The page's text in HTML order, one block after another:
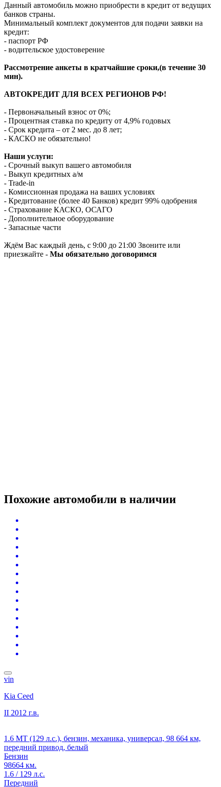
Данный автомобиль можно приобрести в кредит от ведущих
банков страны.
Минимальный комплект документов для подачи заявки на
кредит:
- паспорт РФ
- водительское удостоверение
Рассмотрение анкеты в кратчайшие сроки,(в течение 30
мин).
АВТОКРЕДИТ ДЛЯ ВСЕХ РЕГИОНОВ РФ!
- Первоначальный взнос от 0%;
- Процентная ставка по кредиту от 4,9% годовых
- Срок кредита – от 2 мес. до 8 лет;
- КАСКО не обязательно!
Наши услуги:
- Срочный выкуп вашего автомобиля
- Выкуп кредитных а/м
- Trade-in
- Комиссионная продажа на ваших условиях
- Кредитование (более 40 Банков) кредит 99% одобрения
- Страхование КАСКО, ОСАГО
- Дополнительное оборудование
- Запасные части
Ждём Вас каждый день, с 9:00 до 21:00 Звоните или
приезжайте - Мы обязательно договоримся
Похожие автомобили в наличии
vin
Kia Ceed
II 2012 г.в.
1.6 MT (129 л.с.), бензин, механика, универсал, 98 664 км,
передний привод, белый
Бензин
98664 км.
1.6 / 129 л.с.
Передний